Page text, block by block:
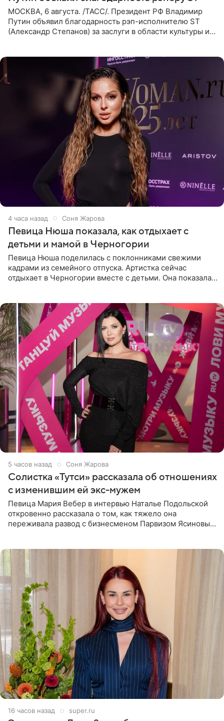
МОСКВА, 6 августа. /ТАСС/. Президент РФ Владимир
Путин объявил благодарность рэп-исполнителю ST
(Александр Степанов) за заслуги в области культуры и
4 часа назад Соня Жарова
Певица Нюша показала, как отдыхает с
детьми и мамой в Черногории
Певица Нюша поделилась с поклонниками свежими
кадрами из семейного отпуска. Артистка сейчас
отдыхает в Черногории вместе с детьми. Она показала,
5 часов назад Соня Жарова
Солистка «Тутси» рассказала об отношениях
с изменившим ей экс-мужем
Певица Мария Вебер в интервью Наталье Подольской
откровенно рассказала о том, как тяжело она
переживала развод с бизнесменом Парвизом Ясиновым.
16 часов назад super.ru